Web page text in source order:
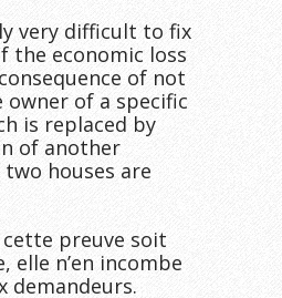
very difficult to fix
the economic loss
of not
owner of a specific
is replaced by
of another
houses are
preuve soit
elle n’en incombe
demandeurs.